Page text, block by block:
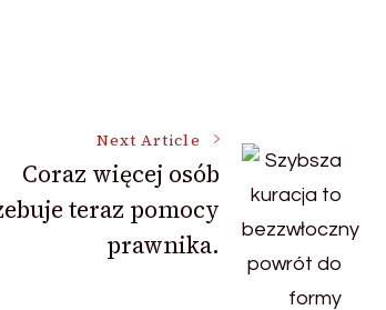
Next Article
Coraz więcej osób
teraz pomocy
prawnika.